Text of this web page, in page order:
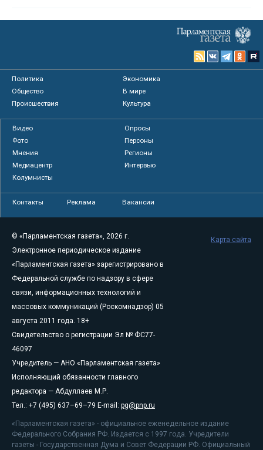
Политика
Экономика
Общество
В мире
Происшествия
Культура
Видео
Опросы
Фото
Персоны
Мнения
Регионы
Медиацентр
Интервью
Колумнисты
Контакты Реклама Вакансии
© «Парламентская газета», 2026 г.
Электронное периодическое издание
«Парламентская газета» зарегистрировано в
Федеральной службе по надзору в сфере
связи, информационных технологий и
массовых коммуникаций (Роскомнадзор) 05
августа 2011 года. 18+
Свидетельство о регистрации Эл № ФС77-
46097
Учредитель — АНО «Парламентская газета»
Исполняющий обязанности главного
редактора — Абдуллаев М.Р.
Тел.: +7 (495) 637–69–79 E-mail: pg@pnp.ru
«Парламентская газета» - официальное еженедельное издание
Федерального Собрания РФ. Издается с 1997 года. Учредители
газеты - Государственная Дума и Совет Федерации РФ. Официальный
Карта сайта